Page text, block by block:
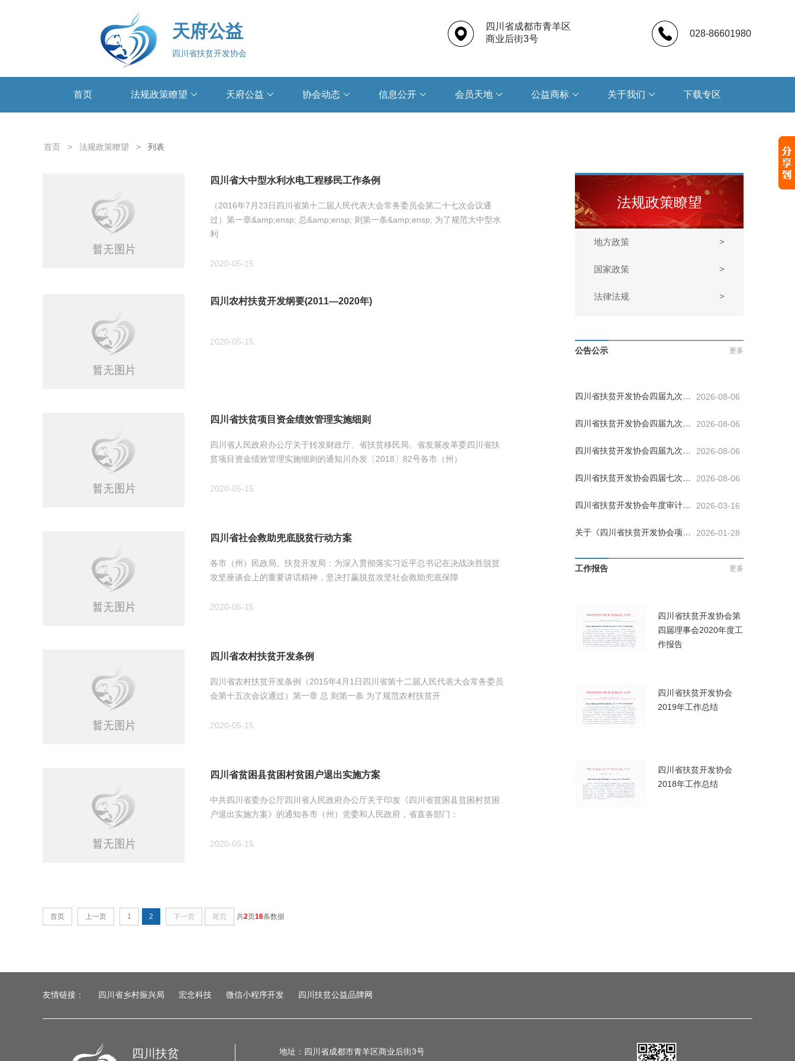
天府公益
四川省扶贫开发协会
四川省成都市青羊区
商业后街3号
028-86601980
首页 法规政策瞭望 天府公益 协会动态 信息公开 会员天地 公益商标 关于我们 下载专区
首页 > 法规政策瞭望 > 列表
四川省大中型水利水电工程移民工作条例
（2016年7月23日四川省第十二届人民代表大会常务委员会第二十七次会议通
过）第一章&amp;ensp; 总&amp;ensp; 则第一条&amp;ensp; 为了规范大中型水
利
2020-05-15
四川农村扶贫开发纲要(2011—2020年)
2020-05-15
四川省扶贫项目资金绩效管理实施细则
四川省人民政府办公厅关于转发财政厅、省扶贫移民局、省发展改革委四川省扶
贫项目资金绩效管理实施细则的通知川办发〔2018〕82号各市（州）
2020-05-15
四川省社会救助兜底脱贫行动方案
各市（州）民政局、扶贫开发局：为深入贯彻落实习近平总书记在决战决胜脱贫
攻坚座谈会上的重要讲话精神，坚决打赢脱贫攻坚社会救助兜底保障
2020-05-15
四川省农村扶贫开发条例
四川省农村扶贫开发条例（2015年4月1日四川省第十二届人民代表大会常务委员
会第十五次会议通过）第一章 总 则第一条 为了规范农村扶贫开
2020-05-15
四川省贫困县贫困村贫困户退出实施方案
中共四川省委办公厅四川省人民政府办公厅关于印发《四川省贫困县贫困村贫困
户退出实施方案》的通知各市（州）党委和人民政府，省直各部门：
2020-05-15
首页 上一页 1 2 下一页 尾页 共2页16条数据
法规政策瞭望
地方政策 >
国家政策 >
法律法规 >
公告公示 更多
四川省扶贫开发协会四届九次理
2026-08-06
四川省扶贫开发协会四届九次理
2026-08-06
四川省扶贫开发协会四届九次理
2026-08-06
四川省扶贫开发协会四届七次会
2026-08-06
四川省扶贫开发协会年度审计比
2026-03-16
关于《四川省扶贫开发协会项目
2026-01-28
工作报告 更多
四川省扶贫开发协会第
四届理事会2020年度工
作报告
四川省扶贫开发协会
2019年工作总结
四川省扶贫开发协会
2018年工作总结
友情链接： 四川省乡村振兴局 宏念科技 微信小程序开发 四川扶贫公益品牌网
四川扶贫 地址：四川省成都市青羊区商业后街3号